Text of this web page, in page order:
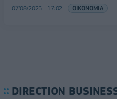
07/08/2026 - 17:02 ΟΙΚΟΝΟΜΙΑ
DIRECTION